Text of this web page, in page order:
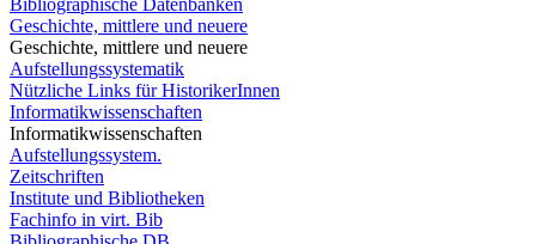
Bibliographische Datenbanken
Geschichte, mittlere und neuere
Geschichte, mittlere und neuere
Aufstellungssystematik
Nützliche Links für HistorikerInnen
Informatikwissenschaften
Informatikwissenschaften
Aufstellungssystem.
Zeitschriften
Institute und Bibliotheken
Fachinfo in virt. Bib